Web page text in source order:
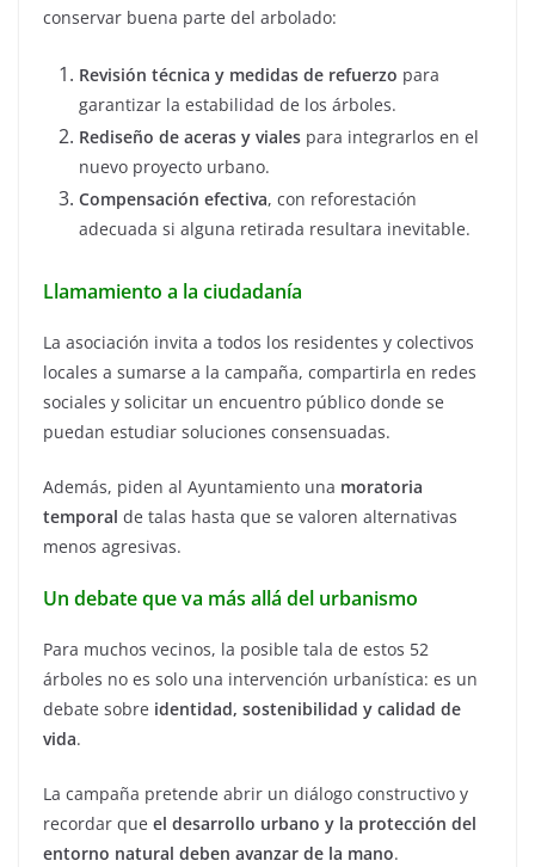
conservar buena parte del arbolado:
Revisión técnica y medidas de refuerzo para
garantizar la estabilidad de los árboles.
Rediseño de aceras y viales para integrarlos en el
nuevo proyecto urbano.
Compensación efectiva, con reforestación
adecuada si alguna retirada resultara inevitable.
Llamamiento a la ciudadanía
La asociación invita a todos los residentes y colectivos
locales a sumarse a la campaña, compartirla en redes
sociales y solicitar un encuentro público donde se
puedan estudiar soluciones consensuadas.
Además, piden al Ayuntamiento una moratoria
temporal de talas hasta que se valoren alternativas
menos agresivas.
Un debate que va más allá del urbanismo
Para muchos vecinos, la posible tala de estos 52
árboles no es solo una intervención urbanística: es un
debate sobre identidad, sostenibilidad y calidad de
vida.
La campaña pretende abrir un diálogo constructivo y
recordar que el desarrollo urbano y la protección del
entorno natural deben avanzar de la mano.